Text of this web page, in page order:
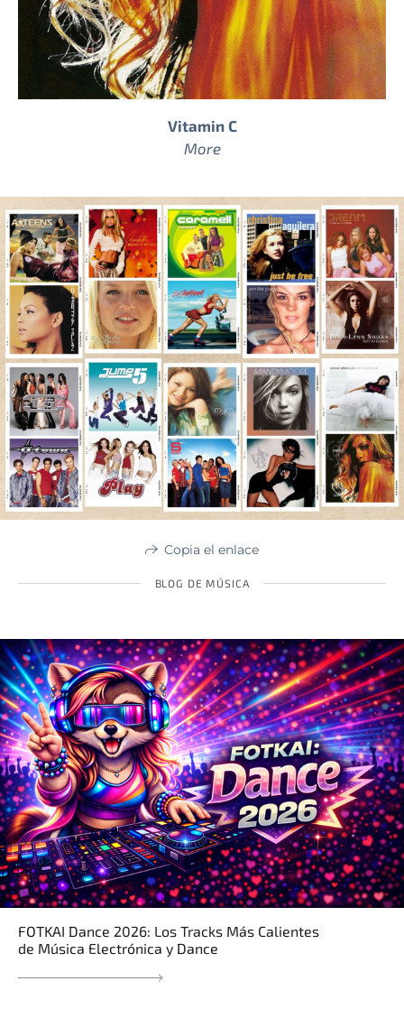
Vitamin C
More
Copia el enlace
BLOG DE MÚSICA
FOTKAI Dance 2026: Los Tracks Más Calientes
de Música Electrónica y Dance